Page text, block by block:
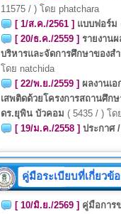
11575 / ) โดย phatchara
[ 1/ส.ค./2561 ] แบบฟอร์ม
[ 20/ธ.ค./2559 ] รายงาน
บริหารและจัดการศึกษาของส
โดย natchida
[ 22/พ.ย./2559 ] ผลงานเ
เสพติดด้วยโครงการสถานศึก
ดร.ยุพิน บัวคอม ( 5435 / ) โด
[ 19/ม.ค./2558 ] ประกาศ
คู่มือระเบียบที่เกี่ยวข้อ
[ 10/มิ.ย./2569 ] คู่มือการ